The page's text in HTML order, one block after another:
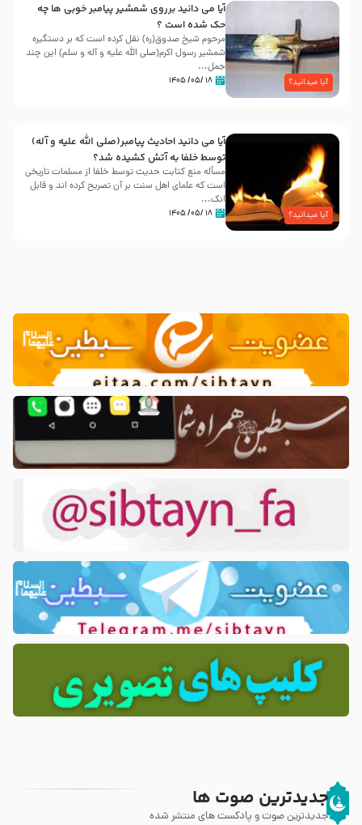
آیا میدانید؟
آیا می دانید برروی شمشیر پیامبر خوبی ها چه
حک شده است ؟
مرحوم شیخ صدوق(ره) نقل کرده است که بر دستگیره
شمشیر رسول اکرم(صلی الله علیه و آله و سلم) این چند
جمل...
۱۸ /۰۵/ ۱۴۰۵
آیا میدانید؟
آیا می دانید احادیث پیامبر(صلی الله علیه و آله)
توسط خلفا به آتش کشیده شد؟
مسأله منع کتابت حدیث توسط خلفا از مسلمات تاریخی
است که علمای اهل سنت بر آن تصریح کرده اند و قابل
انک...
۱۸ /۰۵/ ۱۴۰۵
جدیدترین صوت ها
جدیدترین صوت و پادکست های منتشر شده